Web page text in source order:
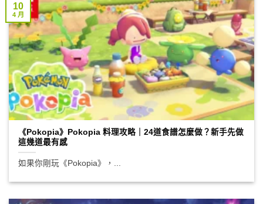
《Pokopia》Pokopia 料理攻略｜24道食譜怎麼做？新手先做
這幾道最有感
如果你剛玩《Pokopia》，...
10
4 月